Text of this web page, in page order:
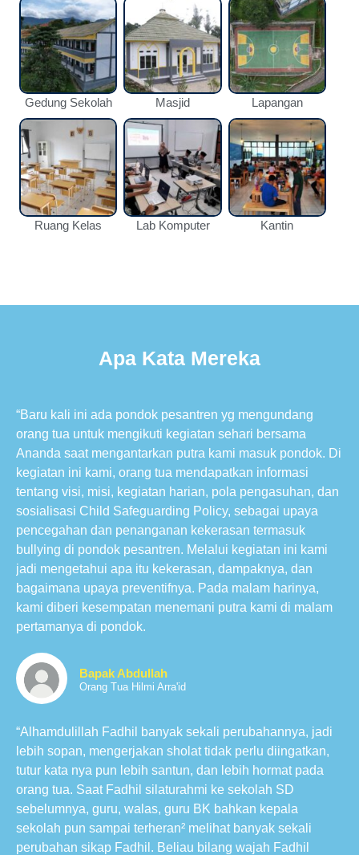
Gedung Sekolah Masjid Lapangan
Ruang Kelas Lab Komputer Kantin
Apa Kata Mereka
“Baru kali ini ada pondok pesantren yg mengundang
orang tua untuk mengikuti kegiatan sehari bersama
Ananda saat mengantarkan putra kami masuk pondok. Di
kegiatan ini kami, orang tua mendapatkan informasi
tentang visi, misi, kegiatan harian, pola pengasuhan, dan
sosialisasi Child Safeguarding Policy, sebagai upaya
pencegahan dan penanganan kekerasan termasuk
bullying di pondok pesantren. Melalui kegiatan ini kami
jadi mengetahui apa itu kekerasan, dampaknya, dan
bagaimana upaya preventifnya. Pada malam harinya,
kami diberi kesempatan menemani putra kami di malam
pertamanya di pondok.
Bapak Abdullah
Orang Tua Hilmi Arra'id
“Alhamdulillah Fadhil banyak sekali perubahannya, jadi
lebih sopan, mengerjakan sholat tidak perlu diingatkan,
tutur kata nya pun lebih santun, dan lebih hormat pada
orang tua. Saat Fadhil silaturahmi ke sekolah SD
sebelumnya, guru, walas, guru BK bahkan kepala
sekolah pun sampai terheran² melihat banyak sekali
perubahan sikap Fadhil. Beliau bilang wajah Fadhil